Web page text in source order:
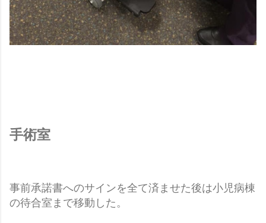
手術室
事前承諾書へのサインを全て済ませた後は小児病棟
の待合室まで移動した。